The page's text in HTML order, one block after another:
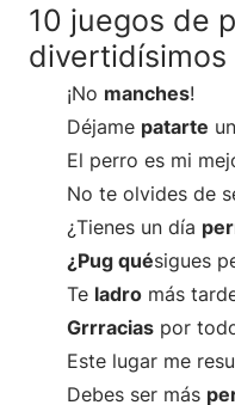
10 juegos de
¡No manches!
Déjame patarte
El perro es mi
No te olvides de
¿Tienes un día
¿Pug quésigues
Te ladro más
Grrracias por
Este lugar me
Debes ser más